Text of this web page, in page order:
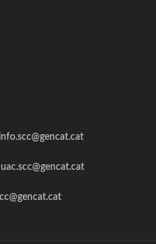
info.scc@gencat.cat
uac.scc@gencat.cat